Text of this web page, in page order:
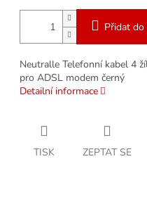
Přidat do
Neutralle Telefonní kabel 4
pro ADSL modem černý
Detailní informace
TISK ZEPTAT SE